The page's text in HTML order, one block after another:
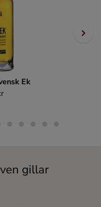
Ek
gillar